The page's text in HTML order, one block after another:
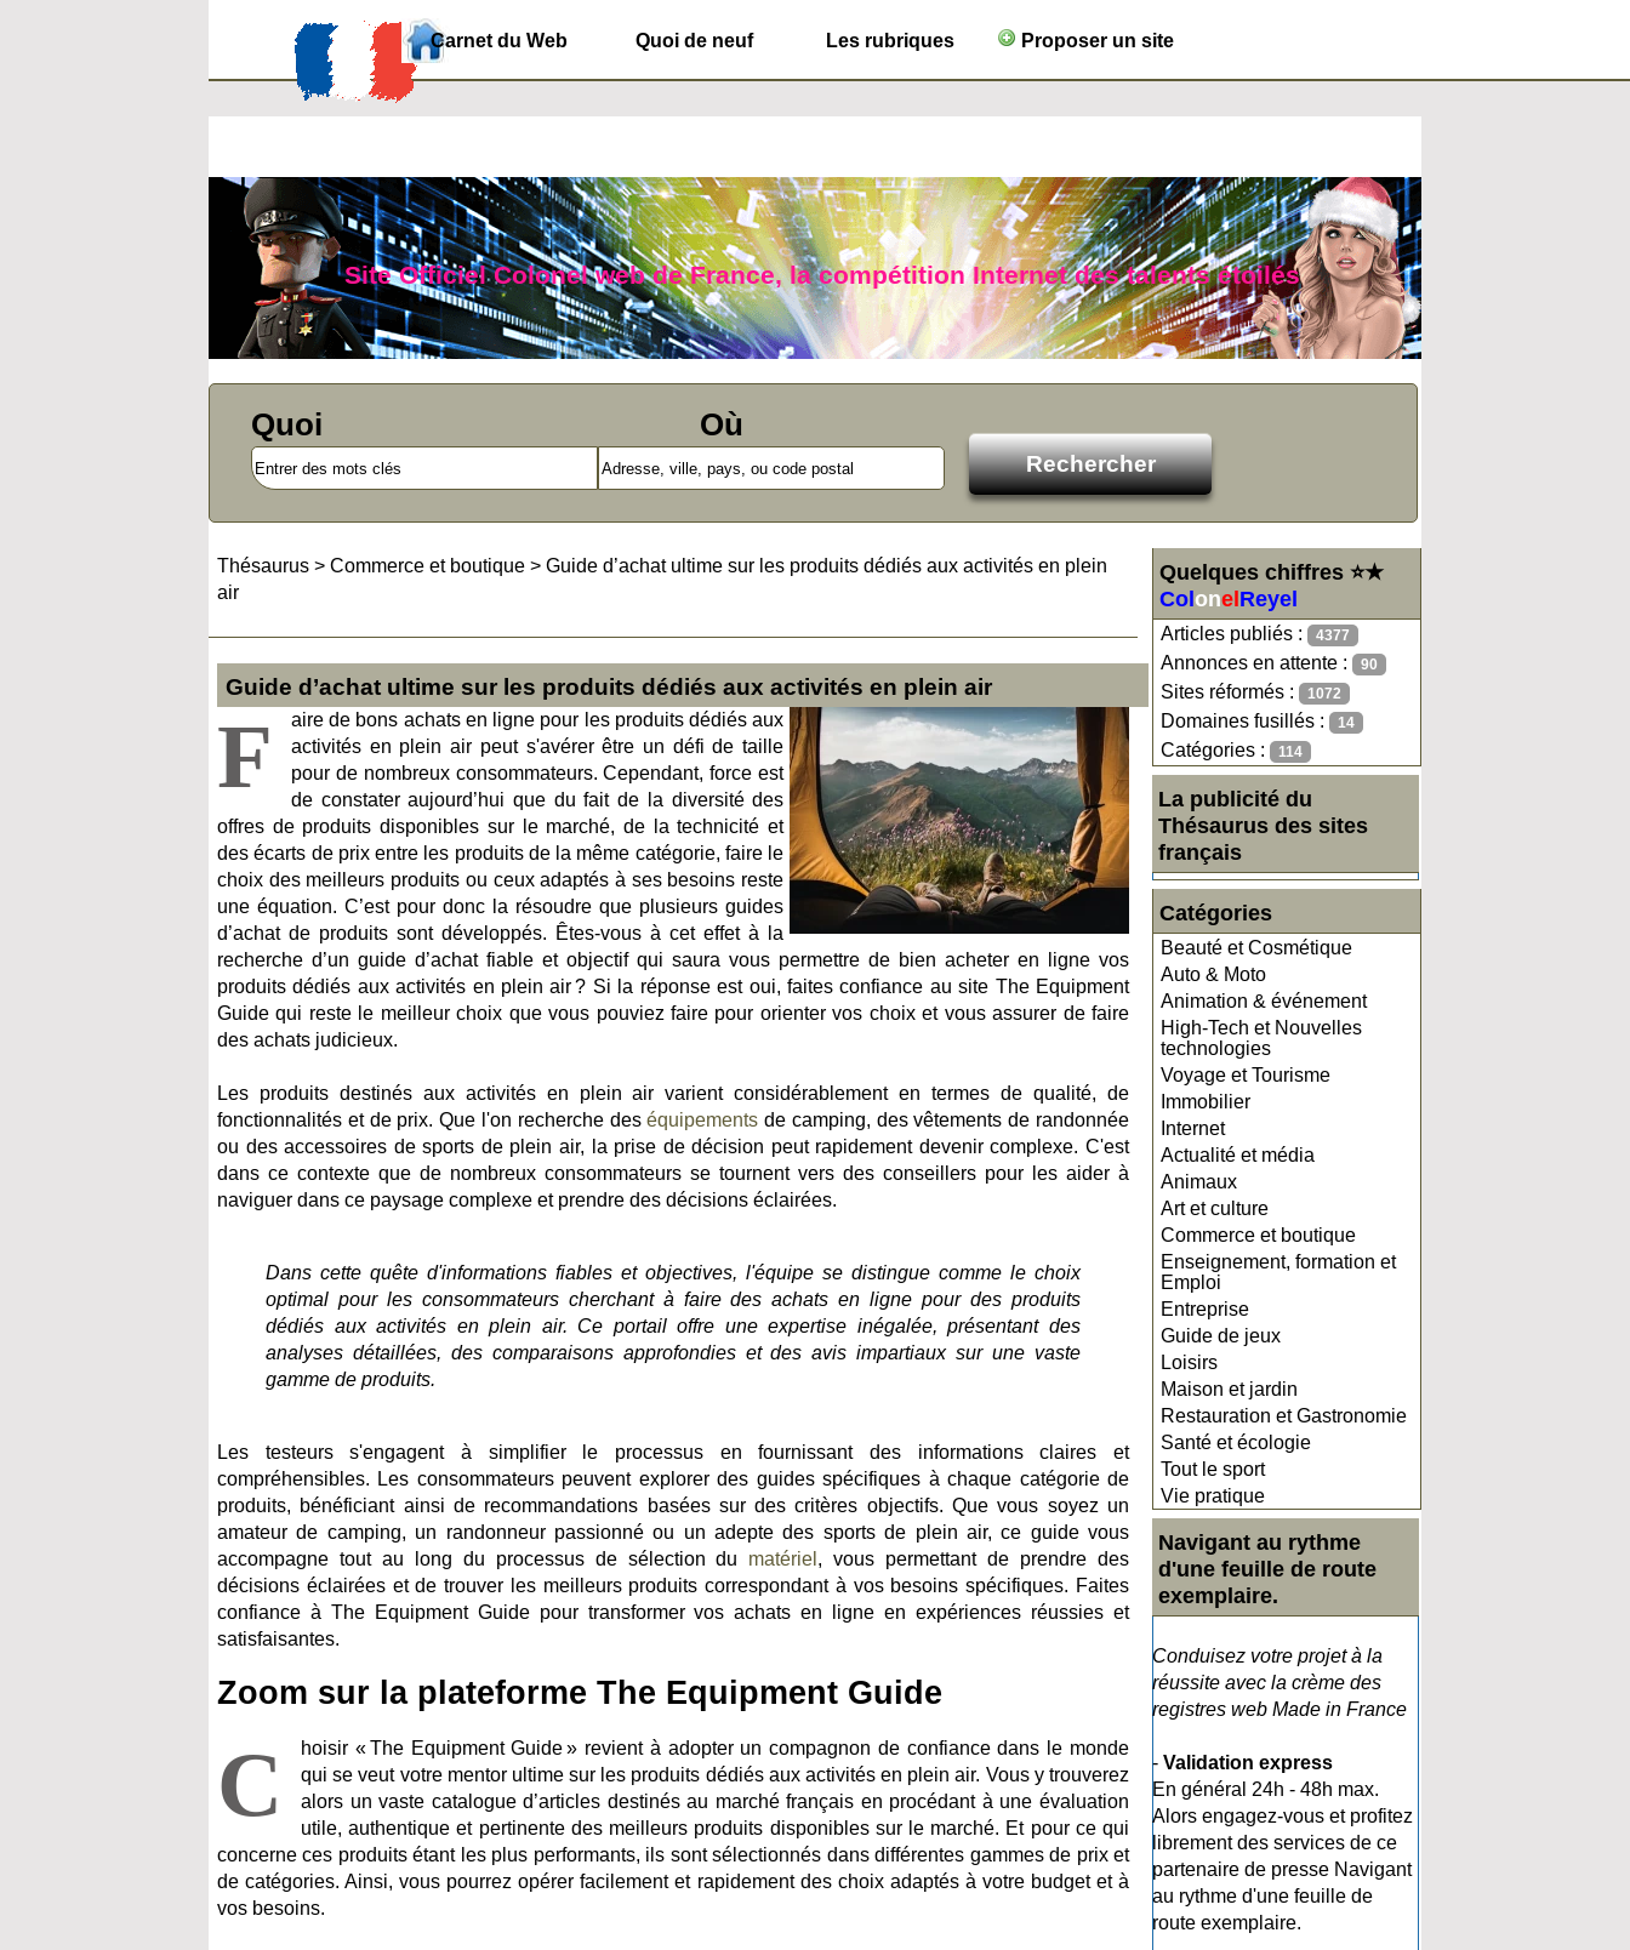
Carnet du Web Quoi de neuf Les rubriques Proposer un site
Site Officiel Colonel web de France, la compétition Internet des talents étoilés
Quoi Où
Quelques chiffres ⭐★
Col onel Reyel
Articles publiés : 4377
Annonces en attente : 90
Sites réformés : 1072
Domaines fusillés : 14
Catégories : 114
La publicité du
Thésaurus des sites
français
Catégories
Beauté et Cosmétique
Auto & Moto
Animation & événement
High-Tech et Nouvelles
technologies
Voyage et Tourisme
Immobilier
Internet
Actualité et média
Animaux
Art et culture
Commerce et boutique
Enseignement, formation et
Emploi
Entreprise
Guide de jeux
Loisirs
Maison et jardin
Restauration et Gastronomie
Santé et écologie
Tout le sport
Vie pratique
Navigant au rythme
d'une feuille de route
exemplaire.
Conduisez votre projet à la
réussite avec la crème des
registres web Made in France
- Validation express
En général 24h - 48h max.
Alors engagez-vous et profitez
librement des services de ce
partenaire de presse Navigant
au rythme d'une feuille de
route exemplaire.
Thésaurus > Commerce et boutique > Guide d’achat ultime sur les produits dédiés aux activités en plein
air
Guide d’achat ultime sur les produits dédiés aux activités en plein air
F
aire de bons achats en ligne pour les produits dédiés aux
activités en plein air peut s'avérer être un défi de taille
pour de nombreux consommateurs. Cependant, force est
de constater aujourd’hui que du fait de la diversité des
offres de produits disponibles sur le marché, de la technicité et
des écarts de prix entre les produits de la même catégorie, faire le
choix des meilleurs produits ou ceux adaptés à ses besoins reste
une équation. C’est pour donc la résoudre que plusieurs guides
d’achat de produits sont développés. Êtes-vous à cet effet à la
recherche d’un guide d’achat fiable et objectif qui saura vous permettre de bien acheter en ligne vos
produits dédiés aux activités en plein air ? Si la réponse est oui, faites confiance au site The Equipment
Guide qui reste le meilleur choix que vous pouviez faire pour orienter vos choix et vous assurer de faire
des achats judicieux.
Les produits destinés aux activités en plein air varient considérablement en termes de qualité, de
fonctionnalités et de prix. Que l'on recherche deséquipements de camping, des vêtements de randonnée
ou des accessoires de sports de plein air, la prise de décision peut rapidement devenir complexe. C'est
dans ce contexte que de nombreux consommateurs se tournent vers des conseillers pour les aider à
naviguer dans ce paysage complexe et prendre des décisions éclairées.
Dans cette quête d'informations fiables et objectives, l'équipe se distingue comme le choix
optimal pour les consommateurs cherchant à faire des achats en ligne pour des produits
dédiés aux activités en plein air. Ce portail offre une expertise inégalée, présentant des
analyses détaillées, des comparaisons approfondies et des avis impartiaux sur une vaste
gamme de produits.
Les testeurs s'engagent à simplifier le processus en fournissant des informations claires et
compréhensibles. Les consommateurs peuvent explorer des guides spécifiques à chaque catégorie de
produits, bénéficiant ainsi de recommandations basées sur des critères objectifs. Que vous soyez un
amateur de camping, un randonneur passionné ou un adepte des sports de plein air, ce guide vous
accompagne tout au long du processus de sélection du matériel , vous permettant de prendre des
décisions éclairées et de trouver les meilleurs produits correspondant à vos besoins spécifiques. Faites
confiance à The Equipment Guide pour transformer vos achats en ligne en expériences réussies et
satisfaisantes.
Zoom sur la plateforme The Equipment Guide
C
hoisir « The Equipment Guide » revient à adopter un compagnon de confiance dans le monde
qui se veut votre mentor ultime sur les produits dédiés aux activités en plein air. Vous y trouverez
alors un vaste catalogue d’articles destinés au marché français en procédant à une évaluation
utile, authentique et pertinente des meilleurs produits disponibles sur le marché. Et pour ce qui
concerne ces produits étant les plus performants, ils sont sélectionnés dans différentes gammes de prix et
de catégories. Ainsi, vous pourrez opérer facilement et rapidement des choix adaptés à votre budget et à
vos besoins.